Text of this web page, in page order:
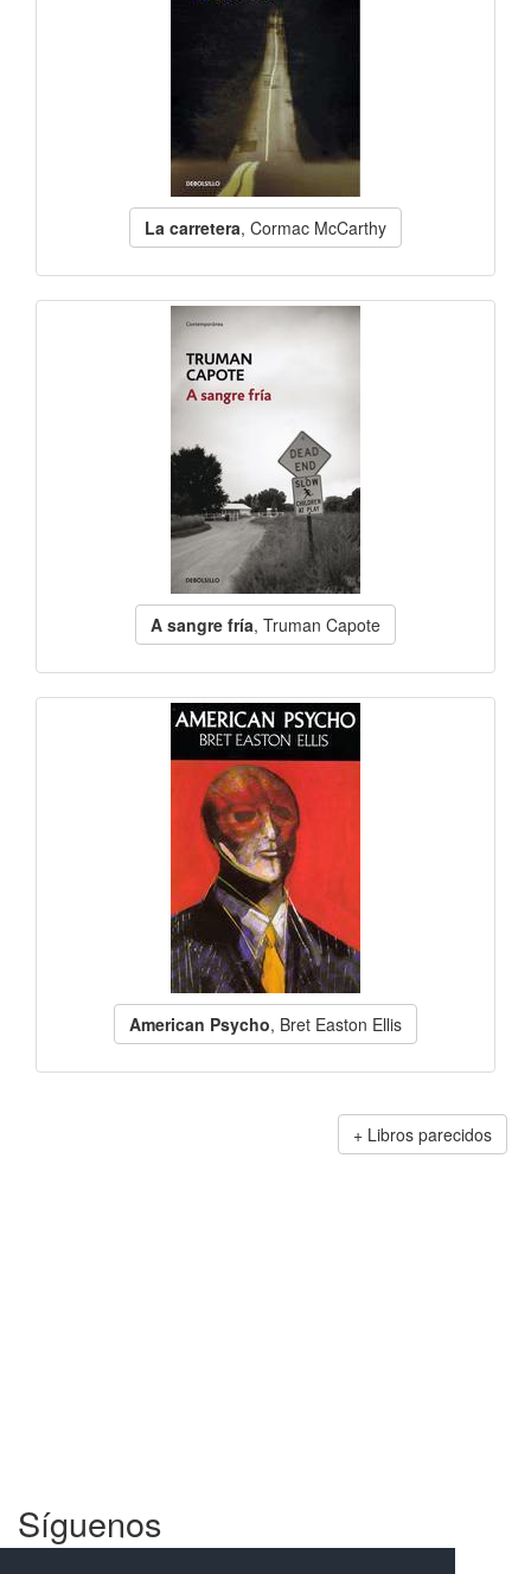
La carretera, Cormac McCarthy
A sangre fría, Truman Capote
American Psycho, Bret Easton Ellis
Libros parecidos
Síguenos